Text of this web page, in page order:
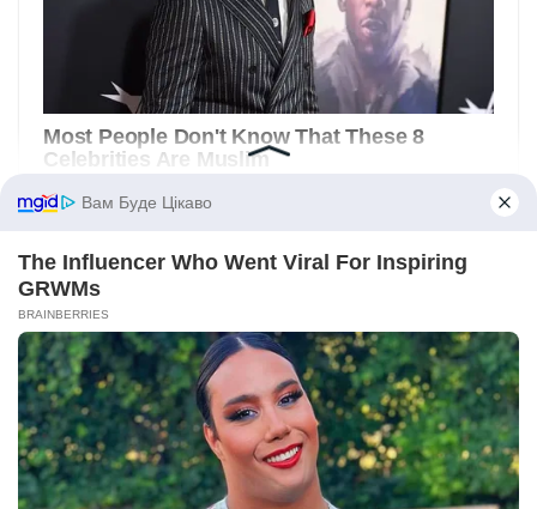
Вам Буде Цікаво
The Influencer Who Went Viral For Inspiring
GRWMs
BRAINBERRIES